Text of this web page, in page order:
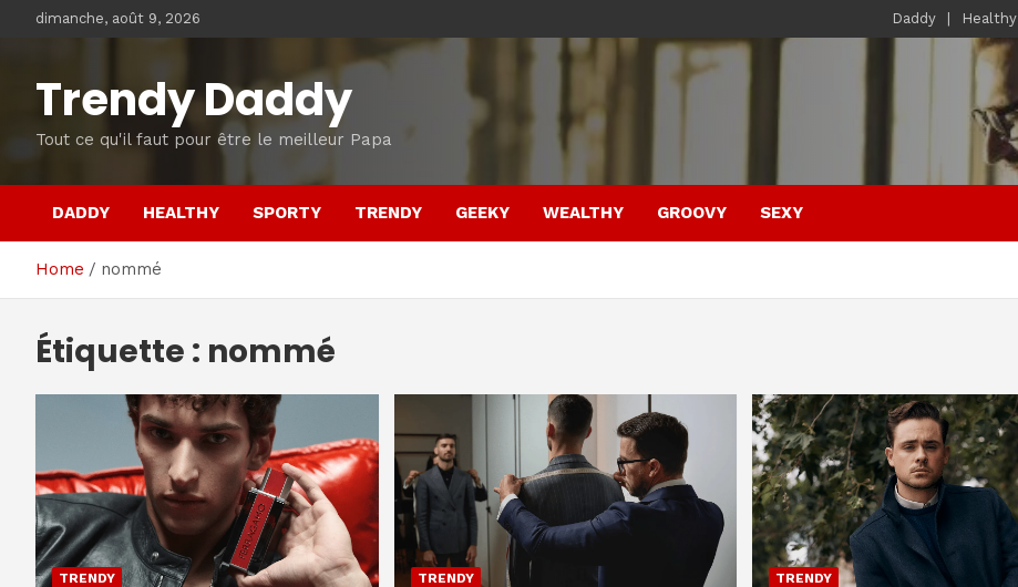
dimanche, août 9, 2026 Daddy Healthy
Trendy Daddy
Tout ce qu'il faut pour être le meilleur Papa
DADDY HEALTHY SPORTY TRENDY GEEKY WEALTHY GROOVY SEXY
Home nommé
Étiquette : nommé
TRENDY TRENDY TRENDY